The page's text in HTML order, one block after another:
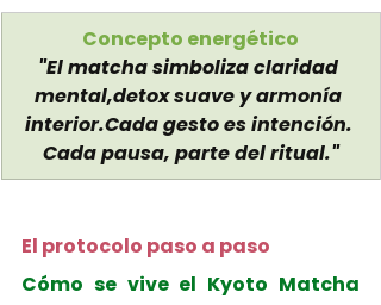
Concepto energético
"El matcha simboliza claridad
mental,detox suave y armonía
interior.Cada gesto es intención.
Cada pausa, parte del ritual."
El protocolo paso a paso
Cómo se vive el Kyoto Matcha